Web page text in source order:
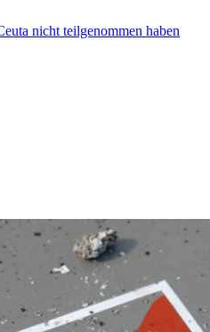
nicht teilgenommen haben